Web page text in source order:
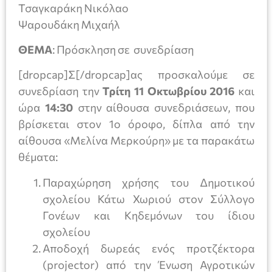
Τσαγκαράκη Νικόλαο
Ψαρουδάκη Μιχαήλ
ΘΕΜΑ: Πρόσκληση σε συνεδρίαση
[dropcap]Σ[/dropcap]ας προσκαλούμε σε
συνεδρίαση τηνΤρίτη 11 Οκτωβρίου2016 και
ώρα 14:30 στην αίθουσα συνεδριάσεων, που
βρίσκεται στον 1ο όροφο, δίπλα από την
αίθουσα «Μελίνα Μερκούρη» με τα παρακάτω
θέματα:
Παραχώρηση χρήσης του Δημοτικού
σχολείου Κάτω Χωριού στον Σύλλογο
Γονέων και Κηδεμόνων του ίδιου
σχολείου
Αποδοχή δωρεάς ενός προτζέκτορα
(projector) από την Ένωση Αγροτικών